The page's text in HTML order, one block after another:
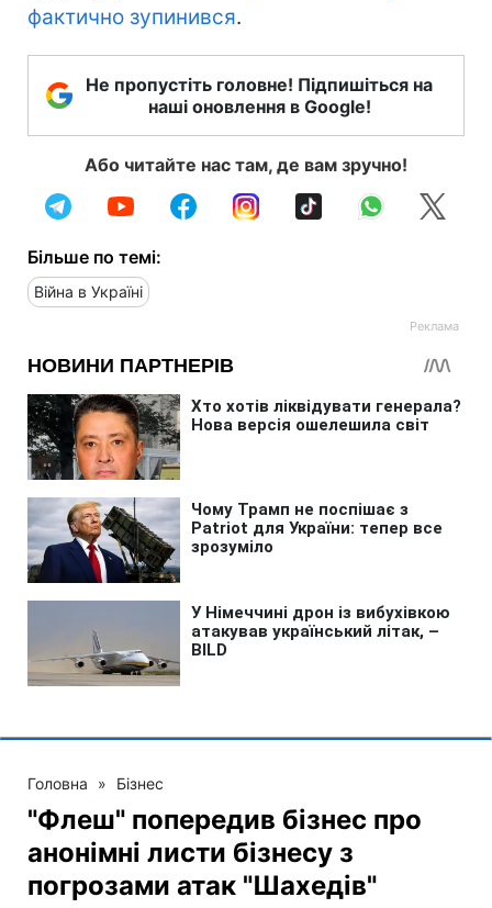
фактично зупинився.
Не пропустіть головне! Підпишіться на
наші оновлення в Google!
Або читайте нас там, де вам зручно!
Більше по темі:
Війна в Україні
Головна » Бізнес
"Флеш" попередив бізнес про
анонімні листи бізнесу з
погрозами атак "Шахедів"